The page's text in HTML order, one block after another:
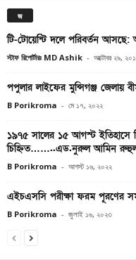
জ
টি-টোয়েন্টি দলে পরিবর্তন
স্টাফ রিপোর্টারঃ MD Ashik - অক্টোবর ২৯,
পপুলার লাইফের মুন্সিগঞ্জ জেলায়
B Porikroma - মে ১৭, ২০২২
১৯৭৫ সালের ১৫ আগস্ট ইতিহাসে
চিহ্নিত……..এড.নুরুল আমিন
B Porikroma - আগস্ট ১৬, ২০২২
এইচএসসি পরীক্ষা ফরম পূরণের
B Porikroma - জুলাই ১৬, ২০২৩